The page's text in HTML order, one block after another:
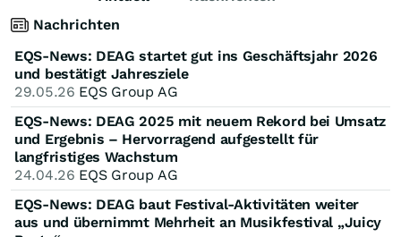
Nachrichten
EQS-News: DEAG startet gut ins Geschäftsjahr 2026
und bestätigt Jahresziele
29.05.26 EQS Group AG
EQS-News: DEAG 2025 mit neuem Rekord bei Umsatz
und Ergebnis – Hervorragend aufgestellt für
langfristiges Wachstum
24.04.26 EQS Group AG
EQS-News: DEAG baut Festival-Aktivitäten weiter
aus und übernimmt Mehrheit an Musikfestival „Juicy